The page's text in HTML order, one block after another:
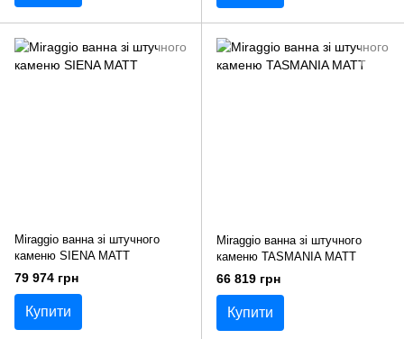
Miraggio ванна зі штучного
каменю SIENA MATT
79 974 грн
Купити
Miraggio ванна зі штучного
каменю TASMANIA MATT
66 819 грн
Купити